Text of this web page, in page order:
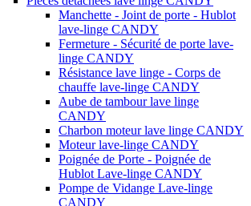
Manchette - Joint de porte - Hublot
lave-linge CANDY
Fermeture - Sécurité de porte lave-
linge CANDY
Résistance lave linge - Corps de
chauffe lave-linge CANDY
Aube de tambour lave linge
CANDY
Charbon moteur lave linge CANDY
Moteur lave-linge CANDY
Poignée de Porte - Poignée de
Hublot Lave-linge CANDY
Pompe de Vidange Lave-linge
CANDY